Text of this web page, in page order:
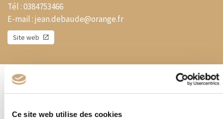
Ce site web utilise des cookies
Tél :0384753466
E-mail :jean.debaude@orange.fr
Site web
Présentation
MARCO PHILIE - oblitérations modernes